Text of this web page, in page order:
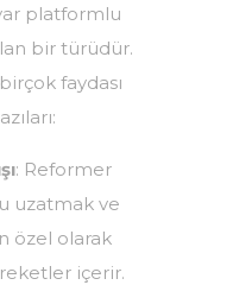
platformlu
bir türüdür.
faydası
: Reformer
uzatmak ve
özel olarak
içerir.